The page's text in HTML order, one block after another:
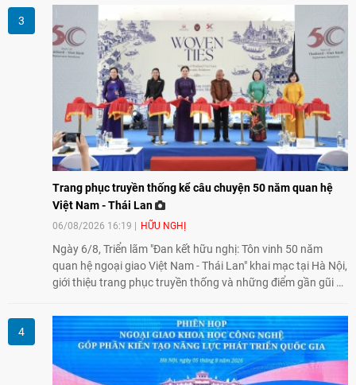
và các Cơ quan đại diện Việt Nam ở nước ngoài.
Trang phục truyền thống kể câu chuyện 50 năm quan hệ
Việt Nam - Thái Lan
06/08/2026 16:19 HỮU NGHỊ
Ngày 6/8, Triển lãm "Đan kết hữu nghị: Tôn vinh 50 năm
quan hệ ngoại giao Việt Nam - Thái Lan" khai mạc tại Hà Nội,
giới thiệu trang phục truyền thống và những điểm gần gũi về
giao lưu nhân dân trong chặng đường nửa thế kỷ quan hệ
song phương.